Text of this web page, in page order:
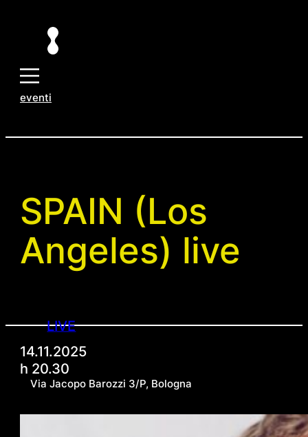
contenuto
LIVE
14.11.2025
h 20.30
Via Jacopo Barozzi 3/P, Bologna
eventi
SPAIN (Los
Angeles) live